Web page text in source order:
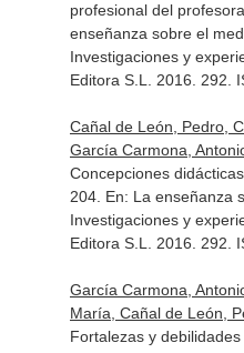
profesional del
enseñanza sobre el
Investigaciones y
Editora S.L. 2016. 292.
Cañal de León, Pedro,
García Carmona,
Concepciones
204. En: La enseñanza
Investigaciones y
Editora S.L. 2016. 292.
García Carmona,
María, Cañal de León,
Fortalezas y